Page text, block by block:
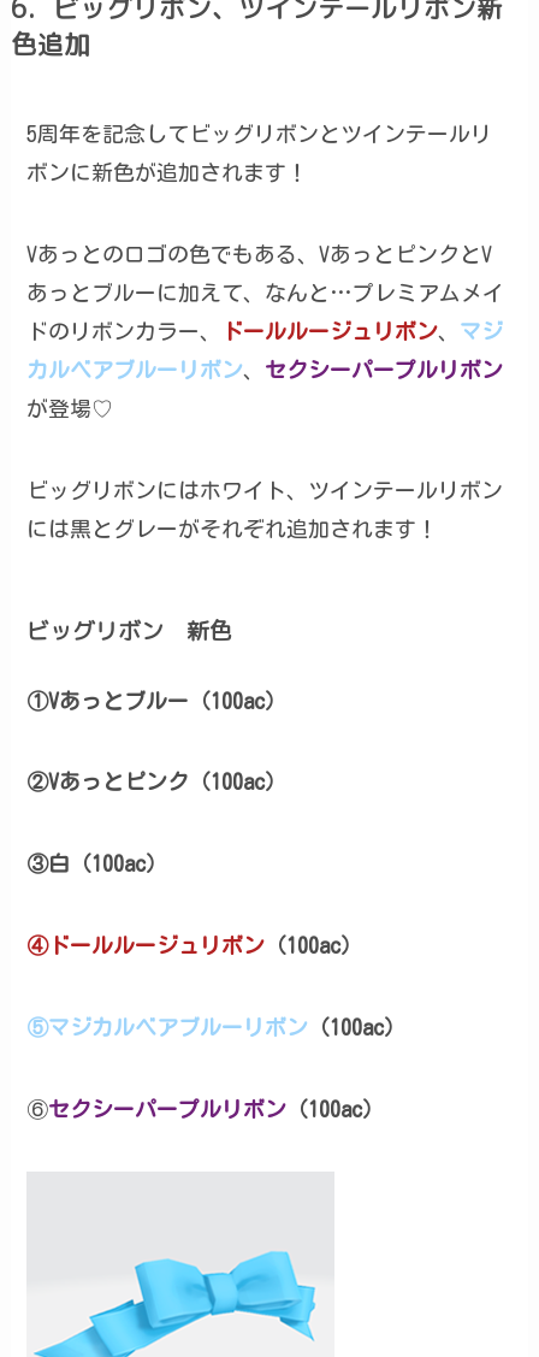
6．ビッグリボン、ツインテールリボン新
色追加
5周年を記念してビッグリボンとツインテールリ
ボンに新色が追加されます！
Vあっとのロゴの色でもある、VあっとピンクとV
あっとブルーに加えて、なんと…プレミアムメイ
ドのリボンカラー、
ドールルージュリボン、 マジ
カルベアブルーリボン、 セクシーパープルリボン
が登場♡
ビッグリボンにはホワイト、ツインテールリボン
には黒とグレーがそれぞれ追加されます！
ビッグリボン 新色
①Vあっとブルー（100ac）
②Vあっとピンク（100ac）
③白（100ac）
④ドールルージュリボン （100ac）
⑤マジカルベアブルーリボン （100ac）
⑥セクシーパープルリボン （100ac）